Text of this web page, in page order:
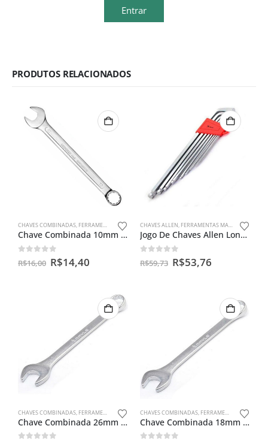
Entrar
PRODUTOS RELACIONADOS
CHAVES COMBINADAS, FERRAMENTAS MANUAIS
Chave Combinada 10mm Gedore Red
out of 5
R$16,00 R$14,40
CHAVES ALLEN, FERRAMENTAS MANUAIS
Jogo De Chaves Allen Longa Ponta Abaulada 1,5 Á 10 Mm Mtx
out of 5
R$59,73 R$53,76
CHAVES COMBINADAS, FERRAMENTAS MANUAIS
Chave Combinada 26mm Mayle
CHAVES COMBINADAS, FERRAMENTAS MANUAIS
Chave Combinada 18mm Mayle